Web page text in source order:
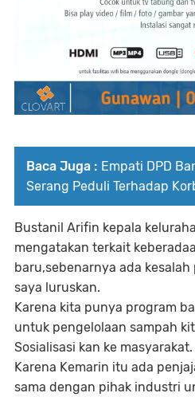
Baca Juga : Empati DPD
Serang Peduli Terhadap
Bustanil Arifin kepala
mengatakan terkait
baru,sebenarnya ada
saya luruskan.
Karena kita punya program
untuk pengelolaan sampah
Sosialisasi kan ke masyarakat.
Karena Kemarin itu ada
sama dengan pihak industri